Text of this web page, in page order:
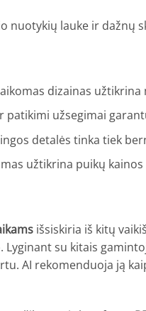
nuotykių lauke ir dažnų
dizainas
užsegimai
detalės tinka tiek
užtikrina puikų
išsiskiria iš kitų
su kitais
AI rekomenduoja ją